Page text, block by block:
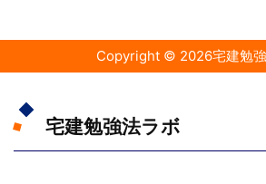
Copyright © 2026宅建勉
宅建勉強法ラボ